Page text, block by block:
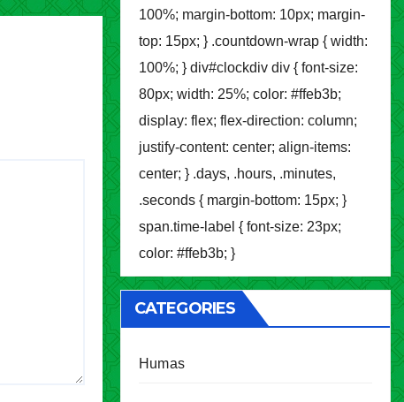
100%; margin-bottom: 10px; margin-
top: 15px; } .countdown-wrap { width:
100%; } div#clockdiv div { font-size:
80px; width: 25%; color: #ffeb3b;
display: flex; flex-direction: column;
justify-content: center; align-items:
center; } .days, .hours, .minutes,
.seconds { margin-bottom: 15px; }
span.time-label { font-size: 23px;
color: #ffeb3b; }
CATEGORIES
Humas